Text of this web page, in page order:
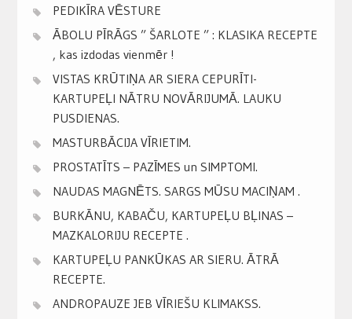
PEDIKĪRA VĒSTURE
ĀBOLU PĪRĀGS ” ŠARLOTE ” : KLASIKA RECEPTE
, kas izdodas vienmēr !
VISTAS KRŪTIŅA AR SIERA CEPURĪTI-
KARTUPEĻI NĀTRU NOVĀRIJUMĀ. LAUKU
PUSDIENAS.
MASTURBĀCIJA VĪRIETIM.
PROSTATĪTS – PAZĪMES un SIMPTOMI.
NAUDAS MAGNĒTS. SARGS MŪSU MACIŅAM .
BURKĀNU, KABAČU, KARTUPEĻU BĻINAS –
MAZKALORIJU RECEPTE .
KARTUPEĻU PANKŪKAS AR SIERU. ĀTRĀ
RECEPTE.
ANDROPAUZE JEB VĪRIEŠU KLIMAKSS.